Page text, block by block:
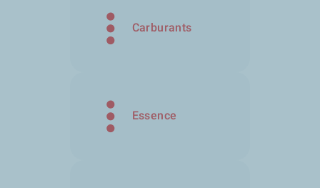
Carburants
Essence